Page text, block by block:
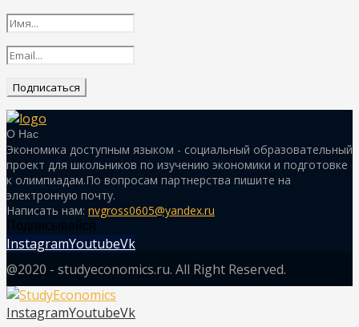
О Нас
Экономика доступным языком - социальный образовательный
проект для школьников по изучению экономики и подготовке
к олимпиадам.По вопросам партнерства пишите на
электронную почту.
Написать нам: nvgross0605@yandex.ru
Подписывайся
InstagramYoutubeVk
@2020 - studyeconomics.ru. All Right Reserved.
InstagramYoutubeVk